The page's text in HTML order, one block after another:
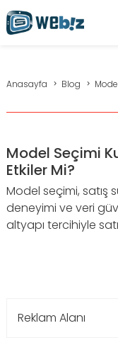
Anasayfa Blog
Model Seçimi
Etkiler Mi?
Model seçimi, satış
deneyimi ve veri
altyapı tercihiyle
Reklam Alanı